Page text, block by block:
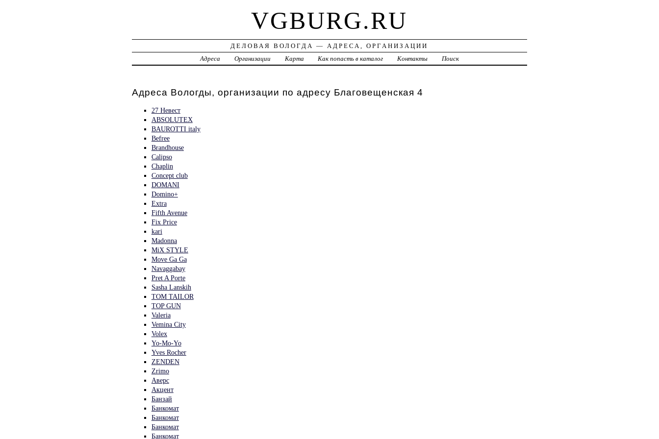
VGBURG.RU
ДЕЛОВАЯ ВОЛОГДА — АДРЕСА, ОРГАНИЗАЦИИ
Адреса
Организации Карта Как попасть в каталог Контакты Поиск
Адреса Вологды, организации по адресу Благовещенская 4
27 Невест
ABSOLUTEX
BAUROTTI italy
Befree
Brandhouse
Calipso
Chaplin
Concept club
DOMANI
Domino+
Extra
Fifth Avenue
Fix Price
kari
Madonna
MiX STYLE
Move Ga Ga
Navaggabay
Pret A Porte
Sasha Lanskih
TOM TAILOR
TOP GUN
Valeria
Vemina City
Volex
Yo-Mo-Yo
Yves Rocher
ZENDEN
Zrimo
Аверс
Акцент
Банзай
Банкомат
Банкомат
Банкомат
Банкомат